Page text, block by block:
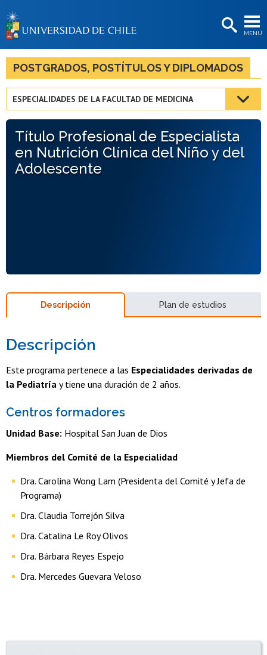
MENÚ
BIBLIOTECAS
LA UNIVERSIDAD
Estudiantes
Académicas/os
Funcionarias/os
POSTGRADOS, POSTÍTULOS Y DIPLOMADOS
ESPECIALIDADES DE LA FACULTAD DE MEDICINA
Título Profesional de Especialista
en Nutrición Clínica del Niño y del
Adolescente
Descripción Plan de estudios
Descripción
Este programa pertenece a las Especialidades derivadas de
la Pediatría y tiene una duración de 2 años.
Centros formadores
Unidad Base: Hospital San Juan de Dios
Miembros del Comité de la Especialidad
Dra. Carolina Wong Lam (Presidenta del Comité y Jefa de
Programa)
Dra. Claudia Torrejón Silva
Dra. Catalina Le Roy Olivos
Dra. Bárbara Reyes Espejo
Dra. Mercedes Guevara Veloso